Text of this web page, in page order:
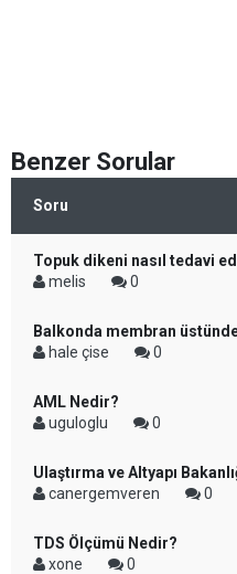
Benzer Sorular
Soru
Topuk dikeni nasıl tedavi
melis
0
Balkonda membran
hale çise
0
AML Nedir?
uguloglu
0
Ulaştırma ve Altyapı
canergemveren
0
TDS Ölçümü Nedir?
xone
0